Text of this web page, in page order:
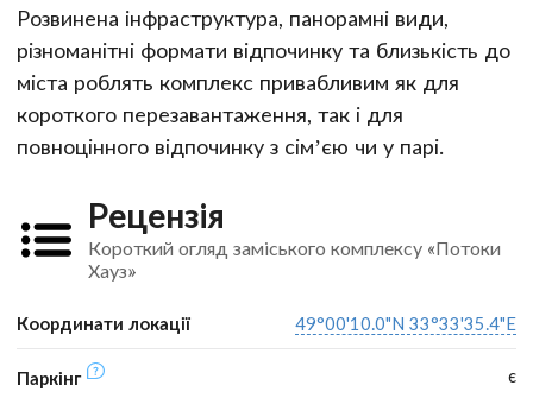
Розвинена інфраструктура, панорамні види,
різноманітні формати відпочинку та близькість до
міста роблять комплекс привабливим як для
короткого перезавантаження, так і для
повноцінного відпочинку з сім’єю чи у парі.
Рецензія
Короткий огляд заміського комплексу «Потоки
Хауз»
Координати локації 49°00'10.0"N 33°33'35.4"E
Паркінг є